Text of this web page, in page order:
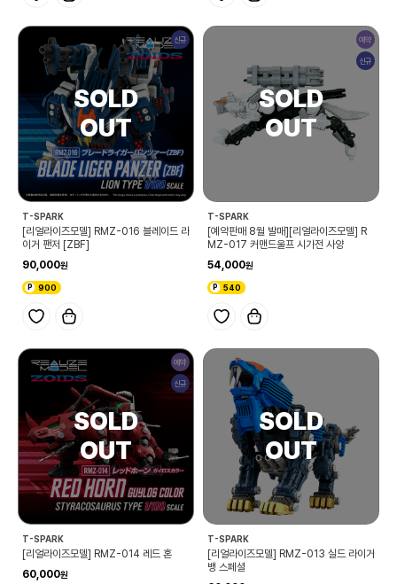
신규
T-SPARK
[리얼라이즈모델] RMZ-016 블레이드 라
이거 팬저 [ZBF]
90,000
900
예약
신규
T-SPARK
[예약판매 8월 발매][리얼라이즈모델] R
MZ-017 커맨드울프 시가전 사양
54,000
540
예약
신규
T-SPARK
[리얼라이즈모델] RMZ-014 레드 혼
60,000
T-SPARK
[리얼라이즈모델] RMZ-013 실드 라이거
뱅 스페셜